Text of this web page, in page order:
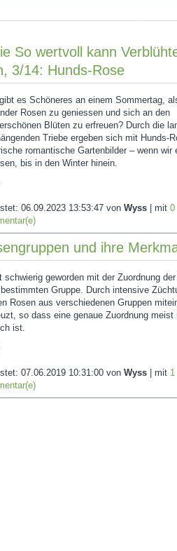
So wertvoll kann
3/14: Hunds-Rose
es Schöneres an einem Sommertag,
Rosen zu geniessen und sich an den
Blüten zu erfreuen? Durch die
Triebe ergeben sich mit Hunds-
romantische Gartenbilder – wenn wir
bis in den Winter hinein.
06.09.2023 13:53:47 von Wyss | mit 0
und ihre
schwierig geworden mit der Zuordnung
Gruppe. Durch intensive
Rosen aus verschiedenen Gruppen
so dass eine genaue Zuordnung meist
ist.
07.06.2019 10:31:00 von Wyss | mit 1